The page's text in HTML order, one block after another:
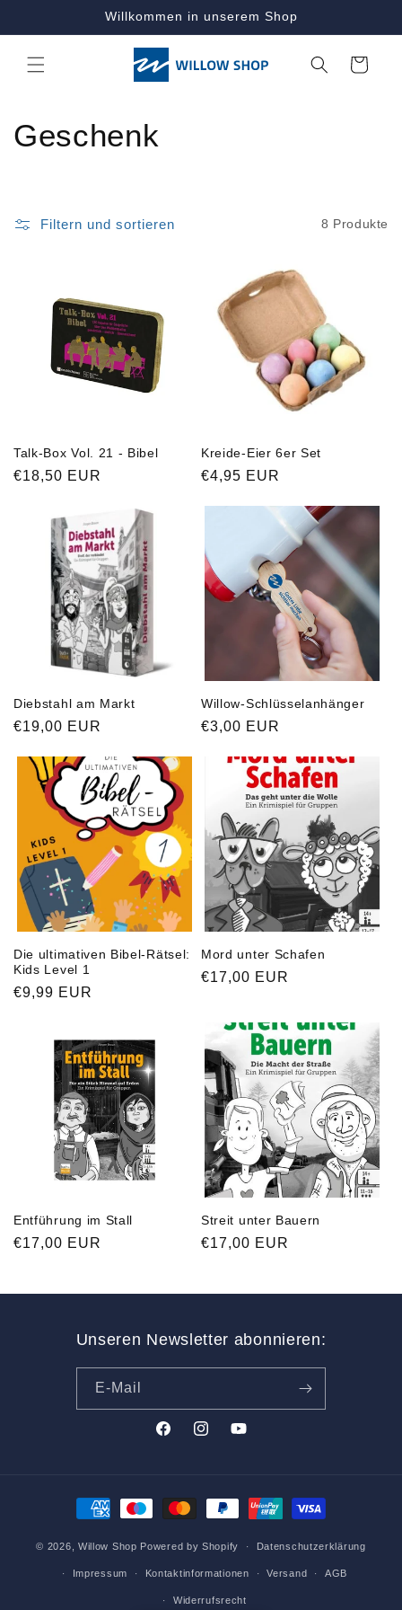
Inhalt
Willkommen in unserem Shop
Warenkorb
K
t
e
:
Geschenk
Filtern und sortieren 8 Produkte
Talk-Box Vol. 21 - Bibel
Normaler
€18,50 EUR
Kreide-Eier 6er Set
Normaler
€4,95 EUR
Diebstahl am Markt
Normaler
€19,00 EUR
Willow-Schlüsselanhänger
Normaler
€3,00 EUR
Die ultimativen Bibel-Rätsel:
Kids Level 1
Normaler
€9,99 EUR
Mord unter Schafen
Normaler
€17,00 EUR
Entführung im Stall
Normaler
€17,00 EUR
Streit unter Bauern
Normaler
€17,00 EUR
Unseren Newsletter abonnieren:
E-Mail
FacebookInstagramYouTube
Zahlungsmethoden
© 2026, Willow Shop Powered by Shopify Datenschutzerklärung
Impressum Kontaktinformationen Versand AGB
Widerrufsrecht